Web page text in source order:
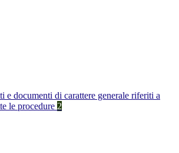
e documenti di carattere generale riferiti a
le procedure 2